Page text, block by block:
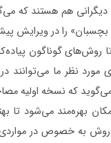
هم هستند که
را در ویرایش
روش‌های گوناگون
مورد نظر ما می‌توانند
که نسخه اولیه
بهره‌مند می‌شود
روش به خصوص در